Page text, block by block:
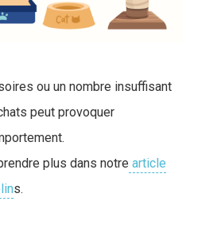
ou un nombre insuffisant
peut provoquer
plus dans notre article
s.